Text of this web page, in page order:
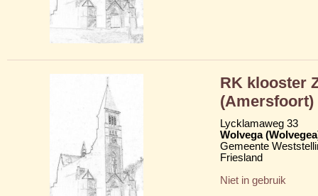
RK klooster
(Amersfoort)
Lycklamaweg 33
Wolvega
Gemeente
Friesland
Niet in gebruik